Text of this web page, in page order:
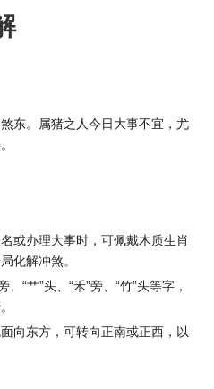
东。属猪之人今日大事不宜，尤
或办理大事时，可佩戴木质生肖
化解冲煞。
“艹”头、“禾”旁、“竹”头等字，
向东方，可转向正南或正西，以